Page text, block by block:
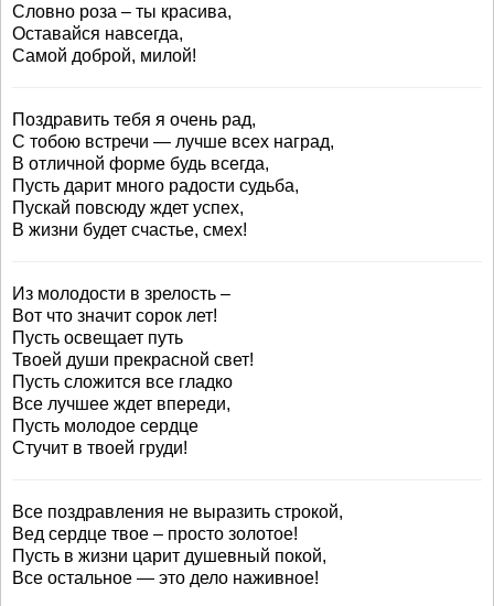
Словно роза – ты красива,
Оставайся навсегда,
Самой доброй, милой!
Поздравить тебя я очень рад,
С тобою встречи — лучше всех наград,
В отличной форме будь всегда,
Пусть дарит много радости судьба,
Пускай повсюду ждет успех,
В жизни будет счастье, смех!
Из молодости в зрелость –
Вот что значит сорок лет!
Пусть освещает путь
Твоей души прекрасной свет!
Пусть сложится все гладко
Все лучшее ждет впереди,
Пусть молодое сердце
Стучит в твоей груди!
Все поздравления не выразить строкой,
Вед сердце твое – просто золотое!
Пусть в жизни царит душевный покой,
Все остальное — это дело наживное!